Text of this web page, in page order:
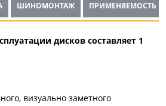
ШИНОМОНТАЖ ПРИМЕНЯЕМОСТЬ
дисков составляет 1
визуально заметного